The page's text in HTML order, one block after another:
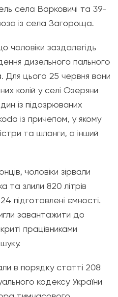
села Варковичі та 39-
із села Загороща.
чоловіки заздалегідь
дизельного пального
Для цього 25 червня вони
колій у селі Озеряни
із підозрюваних
із причепом, у якому
та шланги, а інший
чоловіки зірвали
та злили 820 літрів
підготовлені ємності.
завантажити до
працівниками
в порядку статті 208
кодексу України